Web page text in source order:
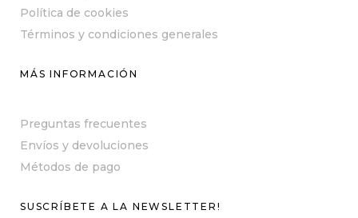
Política de cookies
Términos y condiciones generales
MÁS INFORMACIÓN
Preguntas frecuentes
Envíos y devoluciones
Métodos de pago
SUSCRÍBETE A LA NEWSLETTER!